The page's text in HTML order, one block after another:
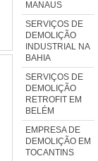
MANAUS
SERVIÇOS DE
DEMOLIÇÃO
INDUSTRIAL NA
BAHIA
SERVIÇOS DE
DEMOLIÇÃO
RETROFIT EM
BELÉM
EMPRESA DE
DEMOLIÇÃO EM
TOCANTINS